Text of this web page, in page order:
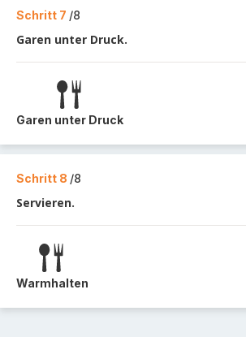
Schritt 7 /8
Garen unter Druck.
Garen unter Druck
Schritt 8 /8
Servieren.
Warmhalten